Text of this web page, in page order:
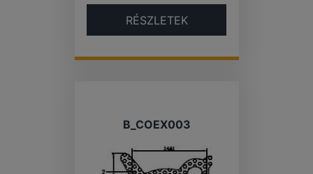
RÉSZLETEK
B_COEX003